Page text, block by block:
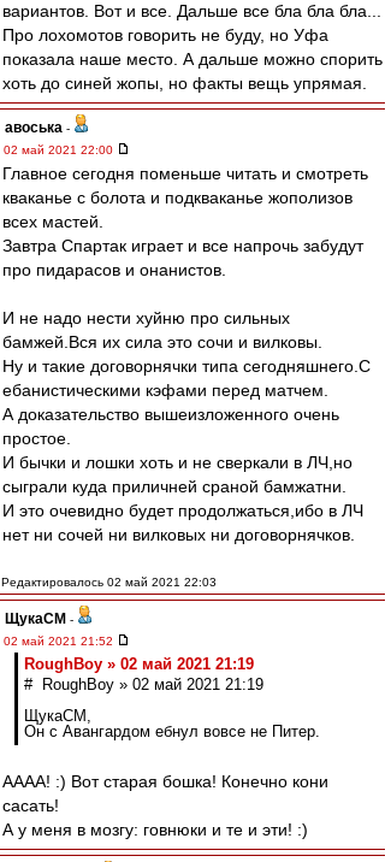
вариантов. Вот и все. Дальше все бла бла бла...
Про лохомотов говорить не буду, но Уфа
показала наше место. А дальше можно спорить
хоть до синей жопы, но факты вещь упрямая.
авоська -
02 май 2021 22:00
Главное сегодня поменьше читать и смотреть
кваканье с болота и подкваканье жополизов
всех мастей.
Завтра Спартак играет и все напрочь забудут
про пидарасов и онанистов.
И не надо нести хуйню про сильных
бамжей.Вся их сила это сочи и вилковы.
Ну и такие договорнячки типа сегодняшнего.С
ебанистическими кэфами перед матчем.
А доказательство вышеизложенного очень
простое.
И бычки и лошки хоть и не сверкали в ЛЧ,но
сыграли куда приличней сраной бамжатни.
И это очевидно будет продолжаться,ибо в ЛЧ
нет ни сочей ни вилковых ни договорнячков.
Редактировалось 02 май 2021 22:03
ЩукаСМ -
02 май 2021 21:52
RoughBoy » 02 май 2021 21:19
# RoughBoy » 02 май 2021 21:19
ЩукаСМ,
Он с Авангардом ебнул вовсе не Питер.
АААА! :) Вот старая бошка! Конечно кони
сасать!
А у меня в мозгу: говнюки и те и эти! :)